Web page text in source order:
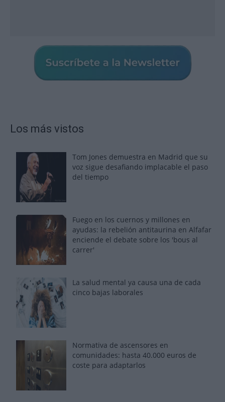
Los más vistos
Tom Jones demuestra en Madrid que su
voz sigue desafiando implacable el paso
del tiempo
Fuego en los cuernos y millones en
ayudas: la rebelión antitaurina en Alfafar
enciende el debate sobre los 'bous al
carrer'
La salud mental ya causa una de cada
cinco bajas laborales
Normativa de ascensores en
comunidades: hasta 40.000 euros de
coste para adaptarlos